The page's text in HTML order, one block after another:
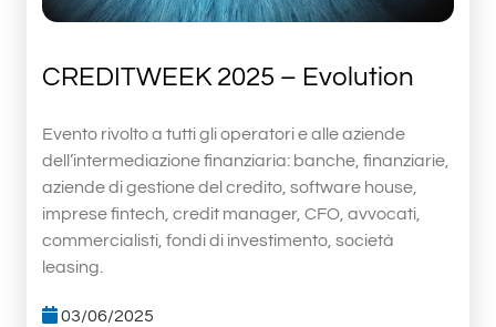
CREDITWEEK 2025 – Evolution
Evento rivolto a tutti gli operatori e alle aziende
dell’intermediazione finanziaria: banche, finanziarie,
aziende di gestione del credito, software house,
imprese fintech, credit manager, CFO, avvocati,
commercialisti, fondi di investimento, società
leasing.
03/06/2025